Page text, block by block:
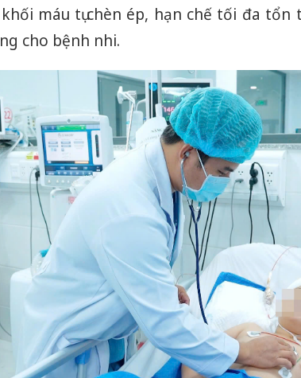
máu tụ chèn ép, hạn chế tối đa
cho bệnh nhi.